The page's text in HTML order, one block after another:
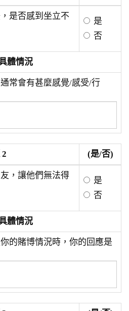
是否感到坐立不
是
否
體情況
常會有甚麼感覺/感受/行
2 (是/否)
，讓他們無法得
是
否
體情況
的賭博情況時，你的回應是